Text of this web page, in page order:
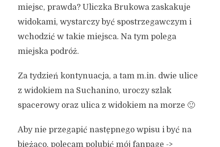
miejsc, prawda? Uliczka Brukowa zaskakuje
widokami, wystarczy być spostrzegawczym i
wchodzić w takie miejsca. Na tym polega
miejska podróż.
Za tydzień kontynuacja, a tam m.in. dwie ulice
z widokiem na Suchanino, uroczy szlak
spacerowy oraz ulica z widokiem na morze 🙂
Aby nie przegapić następnego wpisu i być na
bieżąco, polecam polubić mój fanpage ->